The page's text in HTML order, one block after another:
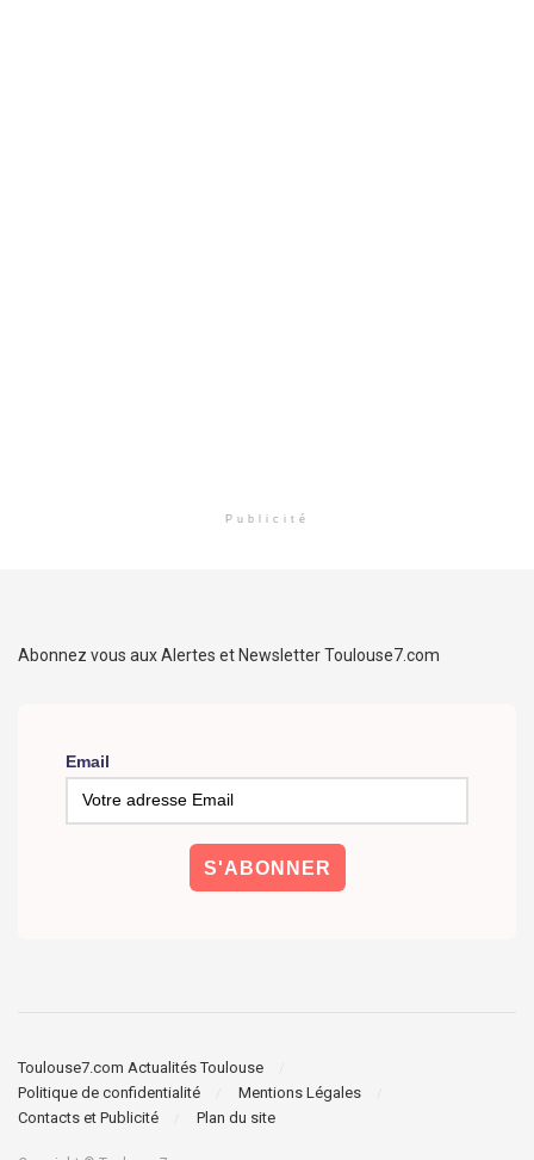
Publicité
Abonnez vous aux Alertes et Newsletter Toulouse7.com
Email
Toulouse7.com Actualités Toulouse
Politique de confidentialité
Mentions Légales
Contacts et Publicité
Plan du site